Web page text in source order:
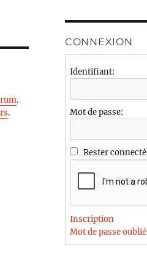
.
.
CONNEXION
Identifiant:
Mot de passe:
Rester connecté
Inscription
Mot de passe oublié